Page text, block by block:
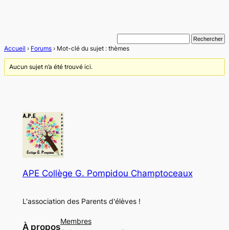
Accueil › Forums › Mot-clé du sujet : thèmes
Aucun sujet n’a été trouvé ici.
APE Collège G. Pompidou Champtoceaux
L'association des Parents d'élèves !
À propos
Membres